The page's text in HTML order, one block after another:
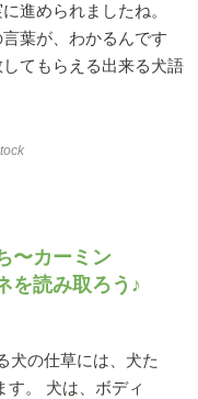
進められましたね。
葉が、わかるんです
てもらえる出来る犬語
〜カーミン
を読み取ろう♪
犬の仕草には、犬た
す。 犬は、ボディ